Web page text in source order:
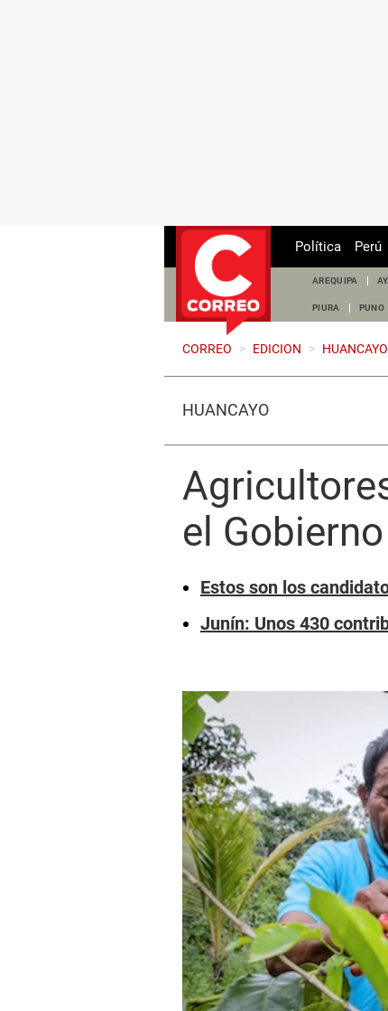
Política Perú
AREQUIPA
PIURA PUNO
CORREO > EDICION > HUANCAYO
HUANCAYO
el
Estos son los
Junín: Unos 430